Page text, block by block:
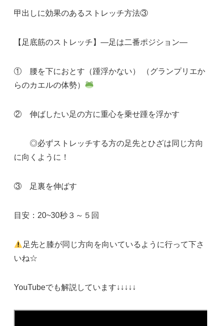
甲出しに効果のあるストレッチ方法③
【足底筋のストレッチ】―足は二番ポジション―
① 腰を下におとす（踵浮かない） （グランプリエか
らのカエルの体勢）
② 伸ばしたい足の方に重心を乗せ踵を浮かす
◎必ずストレッチする方の足先とひざは同じ方向
に向くように！
③ 足裏を伸ばす
目安：20~30秒３～５回
足先と膝が同じ方向を向いているように行って下さ
いね☆
YouTubeでも解説しています↓↓↓↓↓